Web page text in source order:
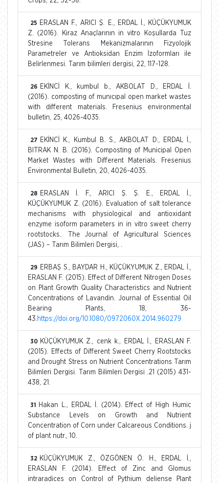
25
ERASLAN F., ARICI Ş. E., ERDAL İ., KÜÇÜKYUMUK
Z. (2016). Kiraz Anaçlarının in vitro Koşullarda Tuz
Stresine Tolerans Mekanizmalarının Fizyolojik
Parametreler ve Antioksidan Enzim İzoformları ile
Belirlenmesi. Tarım bilimleri dergisi, 22, 117-128.
26
EKİNCİ K., kumbul b., AKBOLAT D., ERDAL İ.
(2016). composting of munıcıpal open market wastes
with different materials. Fresenius environmental
bulletin, 25, 4026-4035.
27
EKİNCİ K., Kumbul B. S., AKBOLAT D., ERDAL İ.,
BITRAK N. B. (2016). Composting of Municipal Open
Market Wastes with Different Materials. Fresenius
Environmental Bulletin, 20, 4026-4035.
28
ERASLAN İ. F., ARICI Ş. Ş. E., ERDAL İ.,
KÜÇÜKYUMUK Z. (2016). Evaluation of salt tolerance
mechanisms with physiological and antioxidant
enzyme isoform parameters in in vitro sweet cherry
rootstocks.. The Journal of Agricultural Sciences
(JAS) – Tarım Bilimleri Dergisi, .
29
ERBAŞ S., BAYDAR H., KÜÇÜKYUMUK Z., ERDAL İ.,
ERASLAN F. (2015). Effect of Different Nitrogen Doses
on Plant Growth Quality Characteristics and Nutrient
Concentrations of Lavandin. Journal of Essential Oil
Bearing Plants, 18, 36-
43. https://doi.org/10.1080/0972060X.2014.960279
30 KÜÇÜKYUMUK Z., cenk k., ERDAL İ., ERASLAN F.
(2015). Effects of Different Sweet Cherry Rootstocks
and Drought Stress on Nutrient Concentrations Tarım
Bilimleri Dergisi. Tarım Bilimleri Dergisi .21 (2015) 431-
438, 21.
31
Hakan L., ERDAL İ. (2014). Effect of High Humic
Substance Levels on Growth and Nutrient
Concentration of Corn under Calcareous Conditions. j
of plant nutr., 10.
32 KÜÇÜKYUMUK Z., ÖZGÖNEN Ö. H., ERDAL İ.,
ERASLAN F. (2014). Effect of Zinc and Glomus
intraradices on Control of Pythium deliense Plant